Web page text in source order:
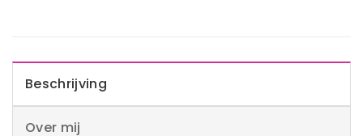
Beschrijving
Over mij